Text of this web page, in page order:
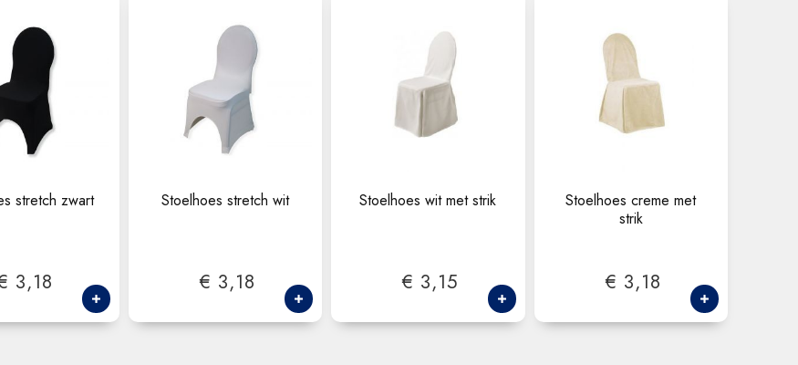
stretch zwart
3,18
Stoelhoes stretch wit
€ 3,18
Stoelhoes wit met strik
€ 3,15
Stoelhoes creme met
strik
€ 3,18